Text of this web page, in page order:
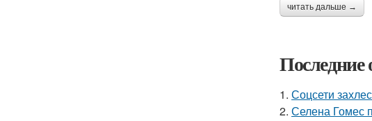
читать дальше →
Последние
1. Соцсети
2. Селена Гомес